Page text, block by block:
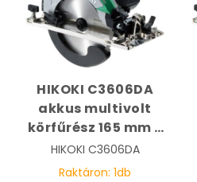
HIKOKI C3606DA
akkus multivolt
körfűrész 165 mm 2
x 2,5 Ah Hitbox |
HIKOKI C3606DA
HIKOKI C3606DA
Raktáron: 1db